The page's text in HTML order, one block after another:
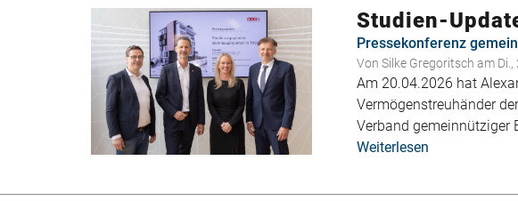
der
Pipeline
in
Studien-
Pressekonferenz
Von Silke Gregoritsch am Di.,
Am 20.04.2026 hat
Vermögenstreuhänder
Verband gemeinnütziger
Weiterlesen
Update: